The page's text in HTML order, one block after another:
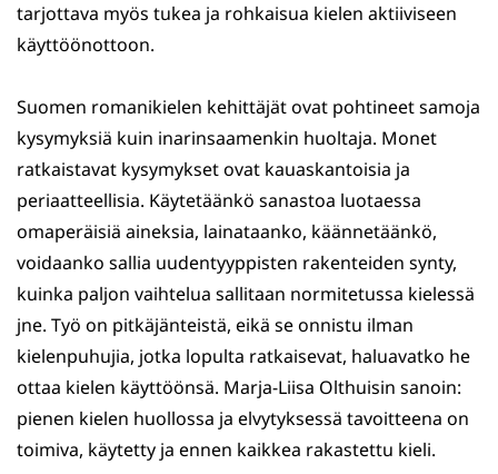
tarjottava myös tukea ja rohkaisua kielen aktiiviseen
käyttöönottoon.
Suomen romanikielen kehittäjät ovat pohtineet samoja
kysymyksiä kuin inarinsaamenkin huoltaja. Monet
ratkaistavat kysymykset ovat kauaskantoisia ja
periaatteellisia. Käytetäänkö sanastoa luotaessa
omaperäisiä aineksia, lainataanko, käännetäänkö,
voidaanko sallia uudentyyppisten rakenteiden synty,
kuinka paljon vaihtelua sallitaan normitetussa kielessä
jne. Työ on pitkäjänteistä, eikä se onnistu ilman
kielenpuhujia, jotka lopulta ratkaisevat, haluavatko he
ottaa kielen käyttöönsä. Marja-Liisa Olthuisin sanoin:
pienen kielen huollossa ja elvytyksessä tavoitteena on
toimiva, käytetty ja ennen kaikkea rakastettu kieli.